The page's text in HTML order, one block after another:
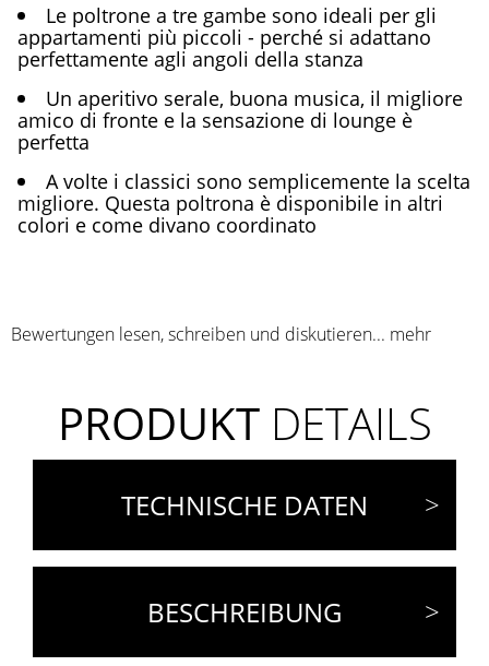
Le poltrone a tre gambe sono ideali per gli
appartamenti più piccoli - perché si adattano
perfettamente agli angoli della stanza
Un aperitivo serale, buona musica, il migliore
amico di fronte e la sensazione di lounge è
perfetta
A volte i classici sono semplicemente la scelta
migliore. Questa poltrona è disponibile in altri
colori e come divano coordinato
Bewertungen lesen, schreiben und diskutieren... mehr
PRODUKTDETAILS
TECHNISCHE DATEN
BESCHREIBUNG